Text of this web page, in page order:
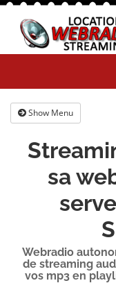
Show Menu
sa
Webradio
de streaming
vos mp3 en